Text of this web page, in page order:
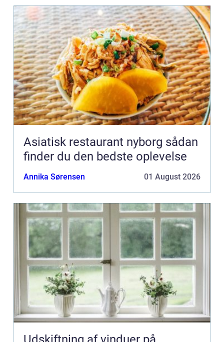
Asiatisk restaurant nyborg sådan
finder du den bedste oplevelse
Annika Sørensen 01 August 2026